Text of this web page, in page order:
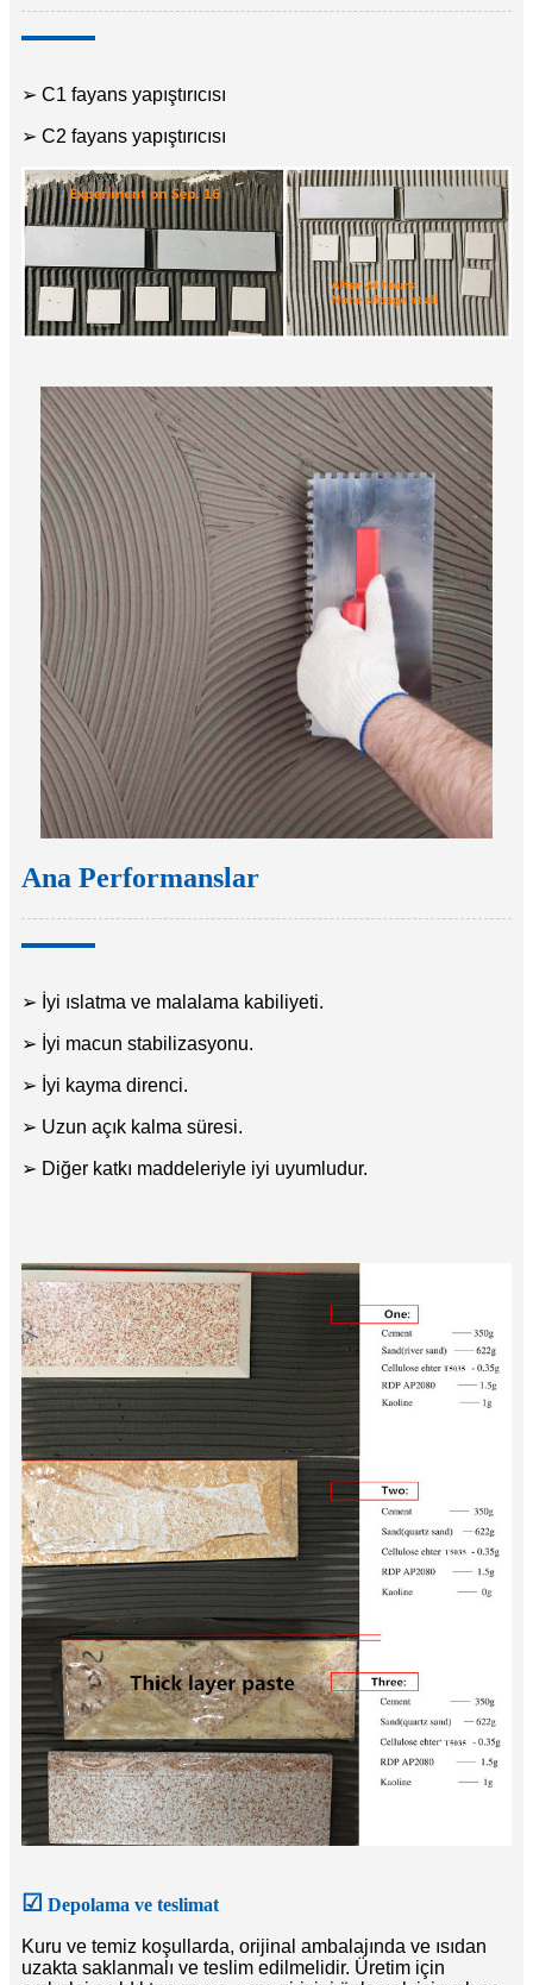
➢ C1 fayans yapıştırıcısı
➢ C2 fayans yapıştırıcısı
Ana Performanslar
➢ İyi ıslatma ve malalama kabiliyeti.
➢ İyi macun stabilizasyonu.
➢ İyi kayma direnci.
➢ Uzun açık kalma süresi.
➢ Diğer katkı maddeleriyle iyi uyumludur.
☑ Depolama ve teslimat
Kuru ve temiz koşullarda, orijinal ambalajında ​​ve ısıdan
uzakta saklanmalı ve teslim edilmelidir. Üretim için